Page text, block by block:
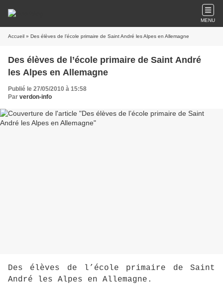
MENU
Accueil » Des élèves de l’école primaire de Saint André les Alpes en Allemagne
Des élèves de l’école primaire de Saint André
les Alpes en Allemagne
Publié le 27/05/2010 à 15:58
Par verdon-info
Des élèves de l’école primaire de Saint
André les Alpes en Allemagne.